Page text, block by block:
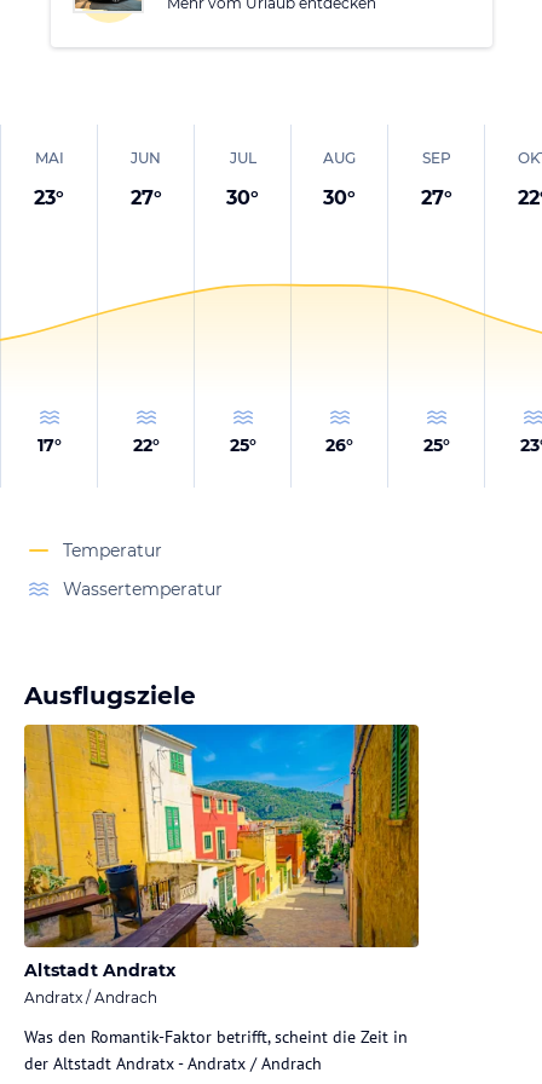
MAI
23°
17°
JUN
27°
22°
JUL
30°
25°
AUG
30°
26°
SEP
27°
25°
22
23
Temperatur
Wassertemperatur
Ausflugsziele
Altstadt Andratx
Andratx / Andrach
Was den Romantik-Faktor betrifft, scheint die Zeit in
der Altstadt Andratx - Andratx / Andrach